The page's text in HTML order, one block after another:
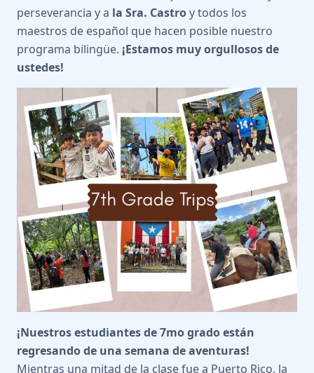
perseverancia y a la Sra. Castroy todos los
maestros de español que hacen posible nuestro
programa bilingüe. ¡Estamos muy orgullosos de
ustedes!
¡Nuestros estudiantes de 7mo grado están
regresando de una semana de aventuras!
Mientras una mitad de la clase fue a Puerto Rico, la